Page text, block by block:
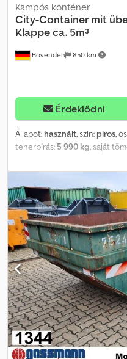
Bovenden 850 km
Kampós konténer
City-Container mit
Klappe ca. 5m³
Érdeklődni
Állapot: használt, szín: piros,
teherbírás: 5 990 kg, saját
2
raktérmagasság:500 mm,
forgalomba helyezés:08/2018
egyéb
, Jármű helye:
Felépítmény: városi
ALSÓ TARTÁLY KIEGÉSZÍTŐ
változtatás, közbenső eladás
Chedpfoy Spx Tox Akwea